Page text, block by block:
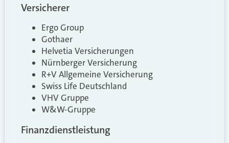
Versicherer
Ergo Group
Gothaer
Helvetia Versicherungen
Nürnberger Versicherung
R+V Allgemeine Versicherung
Swiss Life Deutschland
VHV Gruppe
W&W-Gruppe
Finanzdienstleistung